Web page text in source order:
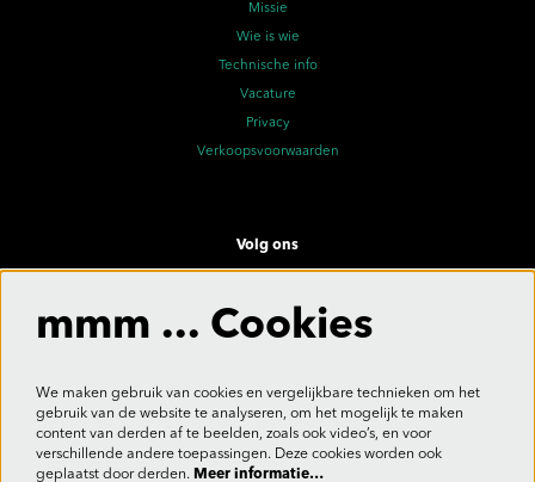
Missie
Wie is wie
Technische info
Vacature
Privacy
Verkoopsvoorwaarden
Volg ons
Aanmelden
mmm ... Cookies
We maken gebruik van cookies en vergelijkbare technieken om het
gebruik van de website te analyseren, om het mogelijk te maken
content van derden af te beelden, zoals ook video’s, en voor
verschillende andere toepassingen. Deze cookies worden ook
geplaatst door derden. Meer informatie…